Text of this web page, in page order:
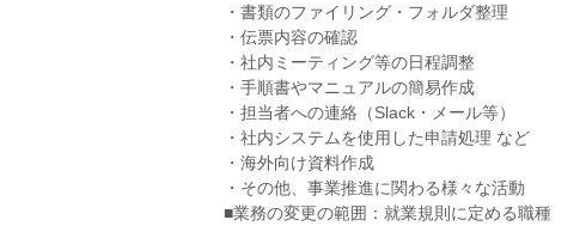
・書類のファイリング・フォルダ整理
・伝票内容の確認
・社内ミーティング等の日程調整
・手順書やマニュアルの簡易作成
・担当者への連絡（Slack・メール等）
・社内システムを使用した申請処理 など
・海外向け資料作成
・その他、事業推進に関わる様々な活動
■業務の変更の範囲：就業規則に定める職種